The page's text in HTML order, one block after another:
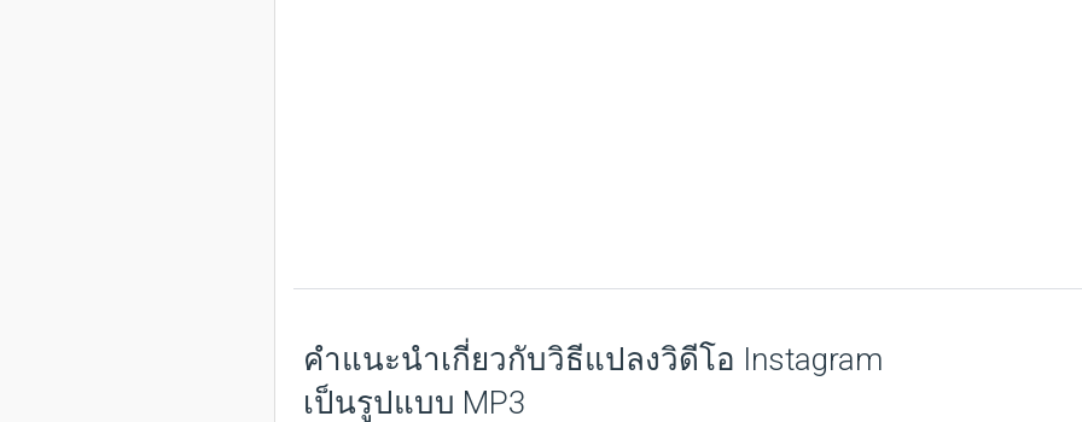
คำแนะนำเกี่ยวกับวิธีแปลงวิดีโอ Instagram
เป็นรูปแบบ MP3